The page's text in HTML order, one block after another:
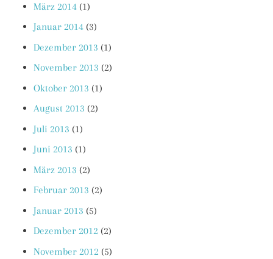
März 2014 (1)
Januar 2014 (3)
Dezember 2013 (1)
November 2013 (2)
Oktober 2013 (1)
August 2013 (2)
Juli 2013 (1)
Juni 2013 (1)
März 2013 (2)
Februar 2013 (2)
Januar 2013 (5)
Dezember 2012 (2)
November 2012 (5)